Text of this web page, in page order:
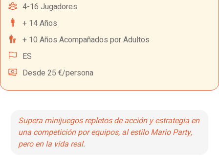
4-16 Jugadores
+ 14 Años
+ 10 Años Acompañados por Adultos
ES
Desde 25 €/persona
Supera minijuegos repletos de acción y estrategia en
una competición por equipos, al estilo Mario Party,
pero en la vida real.